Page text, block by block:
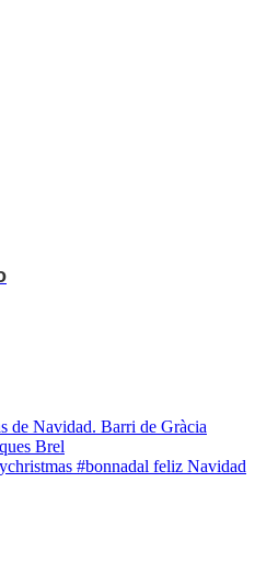
de Navidad. Barri de Gràcia
Brel
#bonnadal feliz Navidad